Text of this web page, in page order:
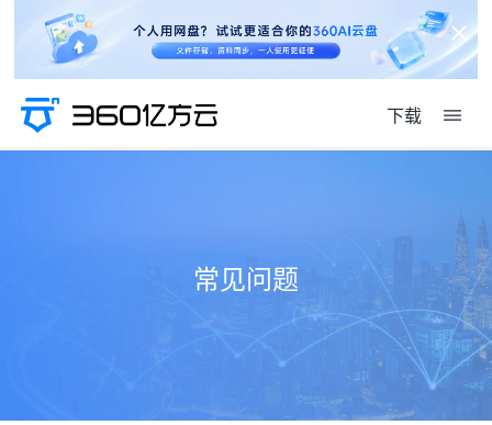
下载
常见问题